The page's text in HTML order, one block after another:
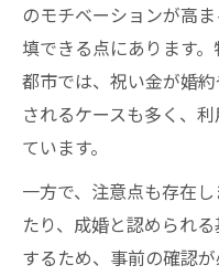
のモチベーションが高
填できる点にあります
都市では、祝い金が婚
されるケースも多く、
ています。
一方で、注意点も存在
たり、成婚と認められ
するため、事前の確認